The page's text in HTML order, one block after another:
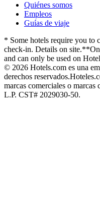
Quiénes somos
Empleos
Guías de viaje
* Some hotels require you to
check-in. Details on site.
and can only be used on
© 2026 Hotels.com es una
derechos reservados.
marcas comerciales o marcas
L.P. CST# 2029030-50.